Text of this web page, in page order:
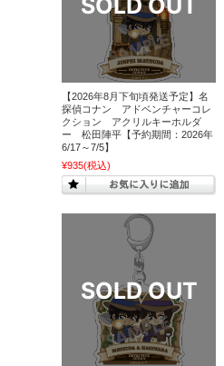
【2026年8月下旬頃発送予定】名
探偵コナン アドベンチャーコレ
クション アクリルキーホルダ
ー 松田陣平【予約期間：2026年
6/17～7/5】
¥935(税込)